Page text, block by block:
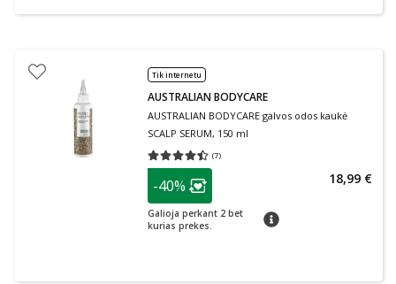
Tik internetu
AUSTRALIAN BODYCARE
AUSTRALIAN BODYCARE galvos odos kaukė
SCALP SERUM, 150 ml
(7)
Vidutinis įvertinimas 4.43
patarimas
Lojalumo klubo narių nuolaida
-40%
Galioja perkant 2 bet
kurias prekes.
patarimas
18,99 €